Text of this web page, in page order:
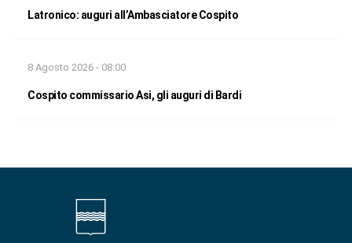
Latronico: auguri all’Ambasciatore Cospito
8 Agosto 2026 - 08:00
Cospito commissario Asi, gli auguri di Bardi